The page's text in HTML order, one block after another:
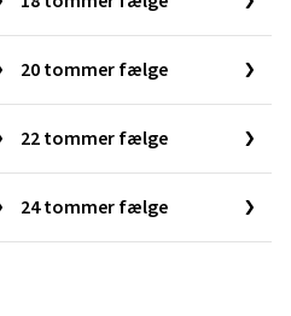
20 tommer fælge
22 tommer fælge
24 tommer fælge